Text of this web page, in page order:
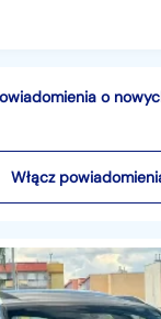
125 KM,
o
Włącz